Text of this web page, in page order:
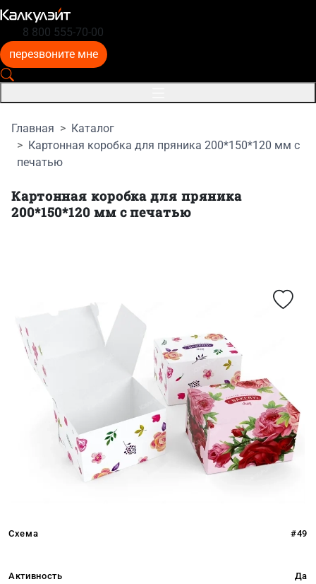
8 800 555-70-00
перезвоните мне
Главная
Каталог
Картонная коробка для пряника 200*150*120 мм с
печатью
Картонная коробка для пряника
200*150*120 мм с печатью
Схема #49
Активность Да